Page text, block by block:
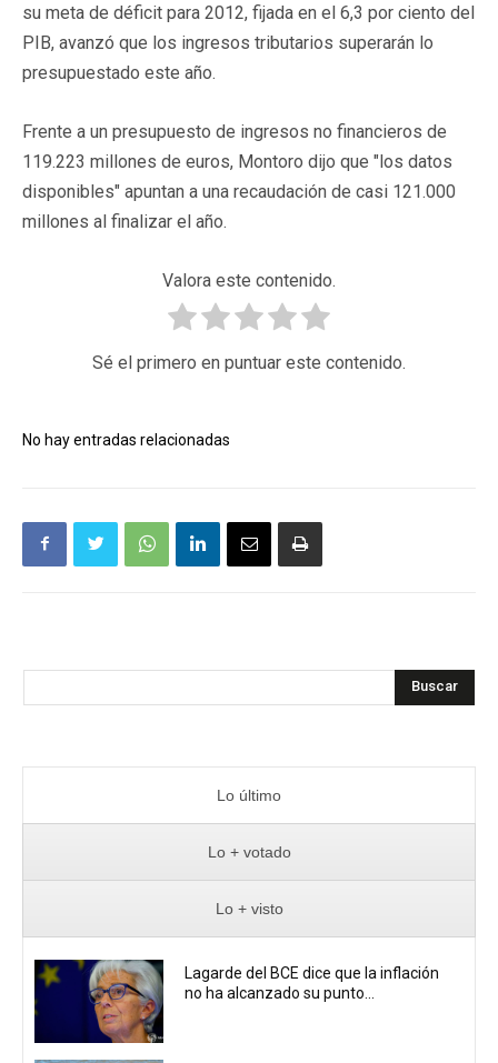
su meta de déficit para 2012, fijada en el 6,3 por ciento del
PIB, avanzó que los ingresos tributarios superarán lo
presupuestado este año.
Frente a un presupuesto de ingresos no financieros de
119.223 millones de euros, Montoro dijo que "los datos
disponibles" apuntan a una recaudación de casi 121.000
millones al finalizar el año.
Valora este contenido.
Sé el primero en puntuar este contenido.
No hay entradas relacionadas
Buscar
Lo último
Lo + votado
Lo + visto
Lagarde del BCE dice que la inflación
no ha alcanzado su punto...